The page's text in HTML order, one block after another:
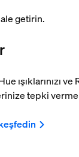
getirin.
ışıklarınızı
tepki